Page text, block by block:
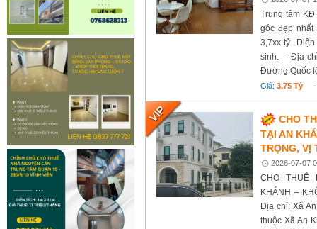
Trung tâm
góc đẹp nhất
3,7xx tỷ Diện
sinh. - Địa
Đường Quốc
Giá:3.75 Tỷ
CHO
TẠI AN
TRỌNG, VỊ
2026-07-07
CHO THUÊ
KHÁNH –
Địa chỉ: Xã
thuộc Xã An